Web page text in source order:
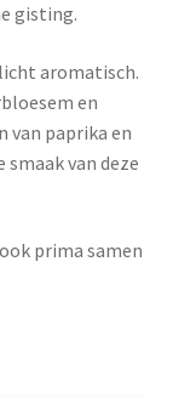
gisting.
aromatisch.
en
van paprika en
van deze
prima samen